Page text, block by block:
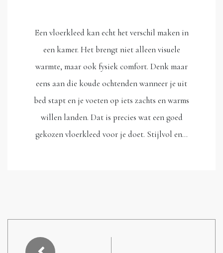
Een vloerkleed kan echt het verschil maken in
een kamer. Het brengt niet alleen visuele
warmte, maar ook fysiek comfort. Denk maar
eens aan die koude ochtenden wanneer je uit
bed stapt en je voeten op iets zachts en warms
willen landen. Dat is precies wat een goed
gekozen vloerkleed voor je doet. Stijlvol en…